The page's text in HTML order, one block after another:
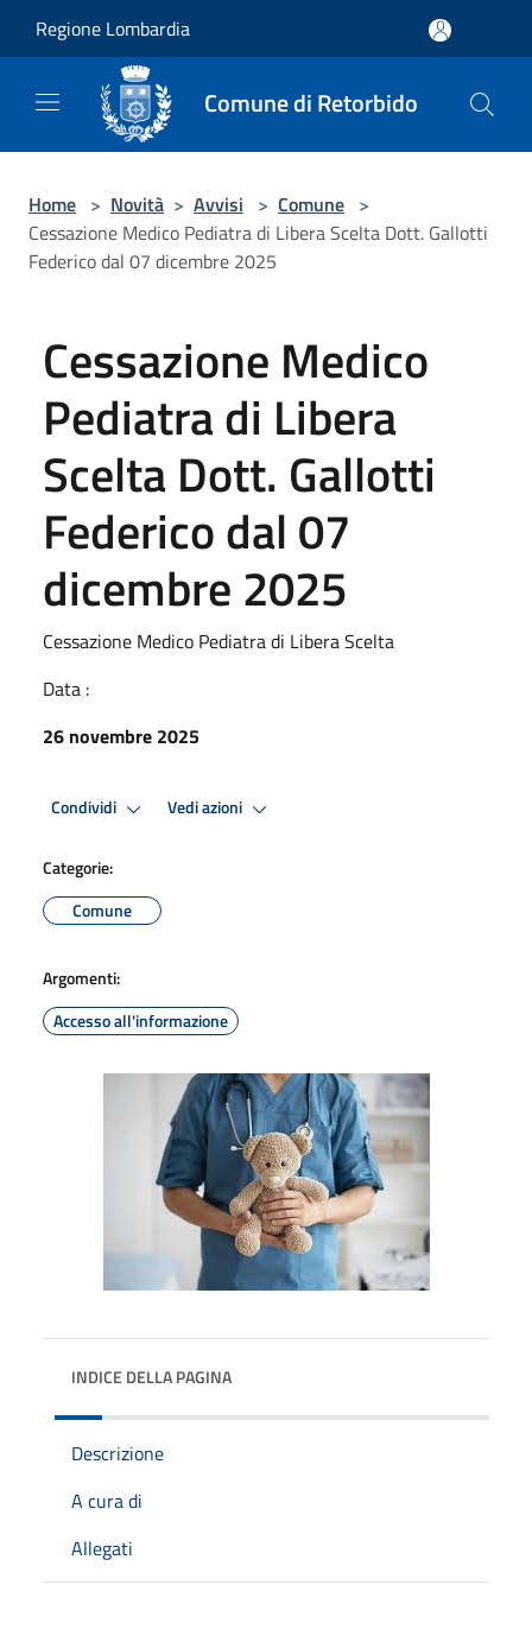
Regione Lombardia
Comune di Retorbido
Home > Novità > Avvisi > Comune >
Cessazione Medico Pediatra di Libera Scelta Dott. Gallotti
Federico dal 07 dicembre 2025
Cessazione Medico
Pediatra di Libera
Scelta Dott. Gallotti
Federico dal 07
dicembre 2025
Cessazione Medico Pediatra di Libera Scelta
Data :
26 novembre 2025
Condividi Vedi azioni
Categorie:
Comune
Argomenti:
Accesso all'informazione
INDICE DELLA PAGINA
Descrizione
A cura di
Allegati